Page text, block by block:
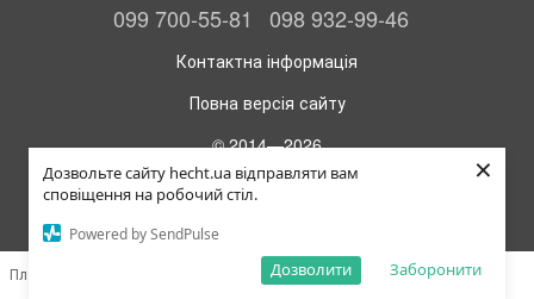
Дозвольте сайту hecht.ua відправляти вам
сповіщення на робочий стіл.
Powered by SendPulse
Заборонити
Дозволити
×
099 700-55-81 098 932-99-46
Контактна інформація
Повна версія сайту
© 2014—2026
Офіційний інтернет-магазин HECHT
Укр
Платформа для створення інтернет-магазину